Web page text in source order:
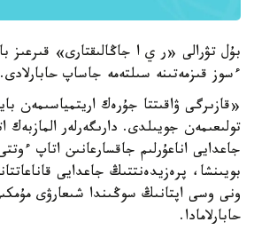
بۇل تۋرالى «ر ي ا جاڭالىقتارى» قىرعىز
ءسوز قىزمەتىنە سىلتەمە جاساپ حابارلادى.
«قازىرگى ۋاقىتتا جۇرەك اريتمياسىمەن
تولىعىمەن جويىلدى. دارىگەرلەر المازبەك
جاعدايى اناعۇرلىم جاقسارعانىن اتاپ
بويىنشا، پرەزيدەنتتىڭ جاعدايى
ونى وسى اپتانىڭ سوڭىندا شىعارۋى
حابارلامادا.